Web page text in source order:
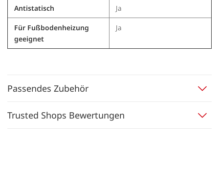
Antistatisch Ja
Für Fußbodenheizung
geeignet
Ja
Passendes Zubehör
Trusted Shops Bewertungen